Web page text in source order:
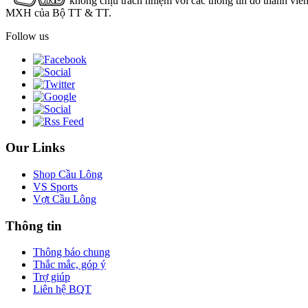
MXH của Bộ TT & TT.
Follow us
Our Links
Shop Cầu Lông
VS Sports
Vợt Cầu Lông
Thông tin
Thông báo chung
Thắc mắc, góp ý
Trợ giúp
Liên hệ BQT